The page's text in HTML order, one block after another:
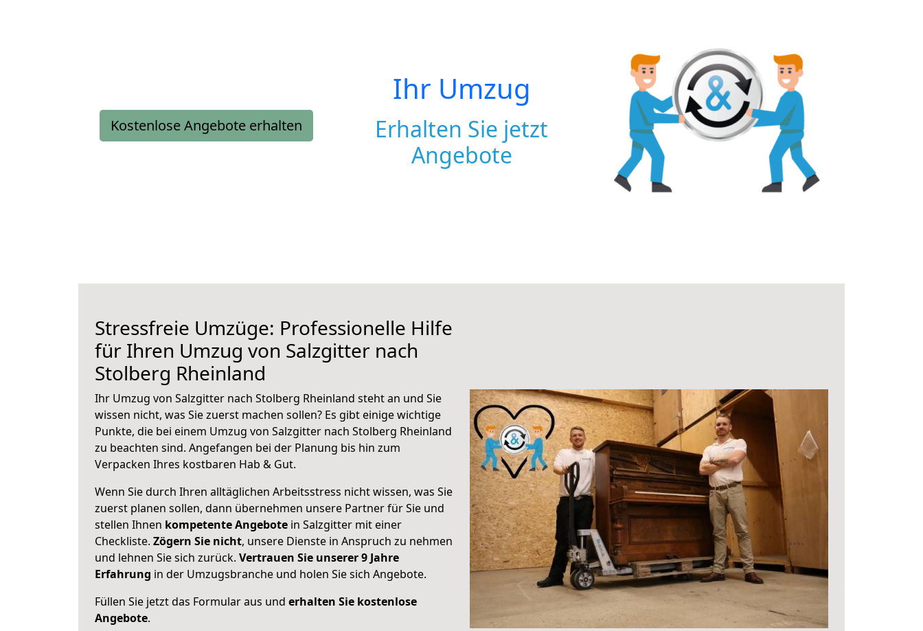
Kostenlose Angebote erhalten
Ihr Umzug
Erhalten Sie jetzt
Angebote
Stressfreie Umzüge: Professionelle Hilfe
für Ihren Umzug von Salzgitter nach
Stolberg Rheinland
Ihr Umzug von Salzgitter nach Stolberg Rheinland steht an und Sie
wissen nicht, was Sie zuerst machen sollen? Es gibt einige wichtige
Punkte, die bei einem Umzug von Salzgitter nach Stolberg Rheinland
zu beachten sind. Angefangen bei der Planung bis hin zum
Verpacken Ihres kostbaren Hab & Gut.
Wenn Sie durch Ihren alltäglichen Arbeitsstress nicht wissen, was Sie
zuerst planen sollen, dann übernehmen unsere Partner für Sie und
stellen Ihnen kompetente Angebote in Salzgitter mit einer
Checkliste. Zögern Sie nicht, unsere Dienste in Anspruch zu nehmen
und lehnen Sie sich zurück. Vertrauen Sie unserer 9 Jahre
Erfahrung in der Umzugsbranche und holen Sie sich Angebote.
Füllen Sie jetzt das Formular aus und erhalten Sie kostenlose
Angebote.